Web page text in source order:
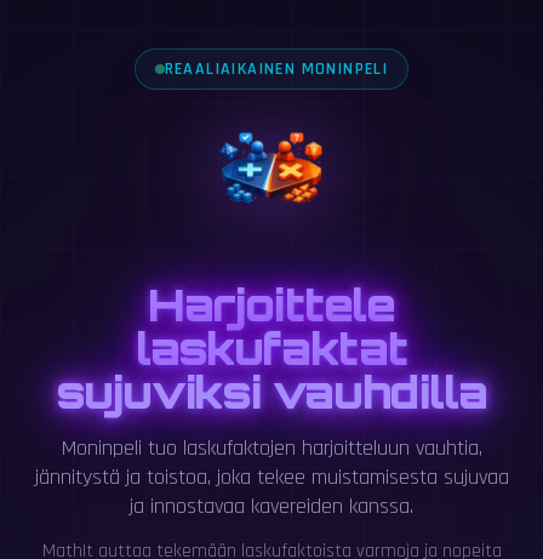
REAALIAIKAINEN MONINPELI
Harjoittele
laskufaktat
sujuviksi vauhdilla
Moninpeli tuo laskufaktojen harjoitteluun vauhtia,
jännitystä ja toistoa, joka tekee muistamisesta sujuvaa
ja innostavaa kavereiden kanssa.
MathIt auttaa tekemään laskufaktoista varmoja ja nopeita